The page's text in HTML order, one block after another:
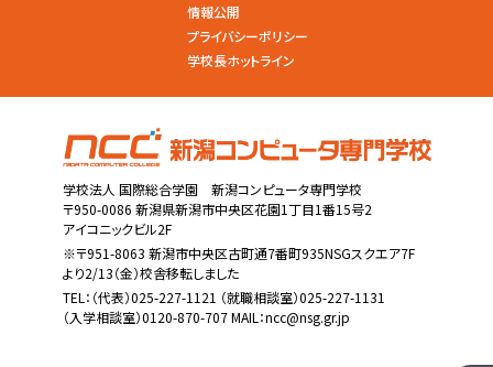
情報公開
プライバシーポリシー
学校長ホットライン
学校法人 国際総合学園 新潟コンピュータ専門学校
〒950-0086 新潟県新潟市中央区花園1丁目1番15号2
アイコニックビル2F
※〒951-8063 新潟市中央区古町通7番町935NSGスクエア7F
より2/13（金）校舎移転しました
TEL： （代表）025-227-1121 （就職相談室）025-227-1131
（入学相談室）0120-870-707 MAIL：ncc@nsg.gr.jp